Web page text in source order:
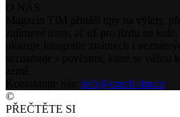
info@czech-tim.cz
©
PŘEČTĚTE SI